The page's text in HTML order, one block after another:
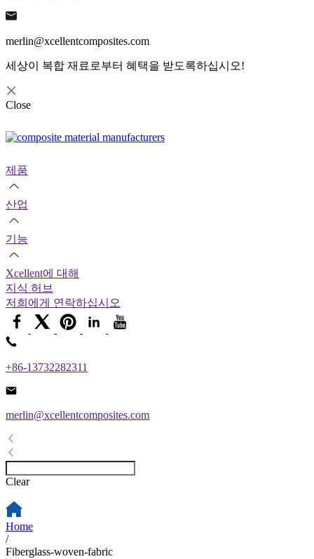
merlin@xcellentcomposites.com
세상이 복합 재료로부터 혜택을 받도록하십시오!
Close
제품
산업
기능
Xcellent에 대해
지식 허브
저희에게 연락하십시오
+86-13732282311
merlin@xcellentcomposites.com
Clear
Home
/
Fiberglass-woven-fabric